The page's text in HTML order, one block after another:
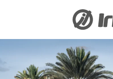
Accéder au contenu principal